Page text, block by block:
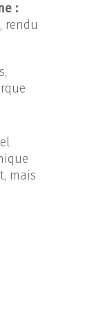
:
rendu
mais